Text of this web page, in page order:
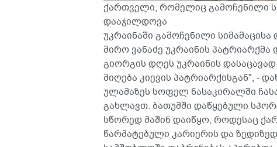
ქართველი, რომელიც გამოჩენილი
დააჯილდოვა
უკრაინაში გამოჩენილი
მირო ვანაძე უკრაინის
გიორგის დღეს უკრაინის
მიღება კიევის პატრიარქისგან", -
ულამაზეს სოფელ ნასაკირალში
გახლავთ. ბათუმში დაწყებული
სწორედ მაშინ დაიწყო, როდესაც
წარმატებული კარიერის და